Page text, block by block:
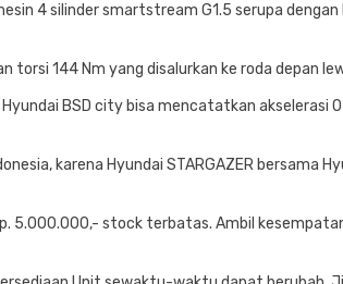
4 silinder smartstream G1.5 serupa
torsi 144 Nm yang disalurkan ke roda depan
BSD city bisa mencatatkan akselerasi
karena Hyundai STARGAZER bersama
5.000.000,- stock terbatas. Ambil